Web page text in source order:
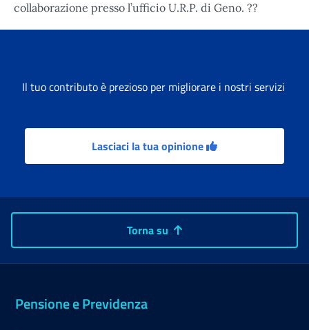
collaborazione presso l’ufficio U.R.P. di Geno. ??
Il tuo contributo è prezioso per migliorare i nostri servizi
Lasciaci la tua opinione
Torna su
Pensione e Previdenza